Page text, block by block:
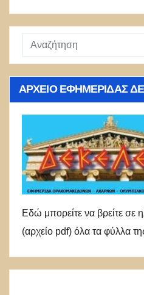
ΑΡΧΕΊΟ ΕΦΗΜΕΡΊΔΑΣ
Εδώ μπορείτε να βρείτε σε
(αρχείο pdf) όλα τα φύλλα